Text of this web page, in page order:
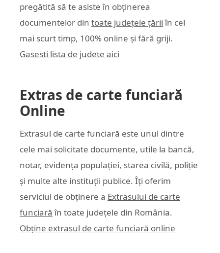
pregătită să te asiste în obținerea
documentelor din toate județele țării în cel
mai scurt timp, 100% online și fără griji.
Gasesti lista de judete aici
Extras de carte funciară
Online
Extrasul de carte funciară este unul dintre
cele mai solicitate documente, utile la bancă,
notar, evidența populației, starea civilă, poliție
și multe alte instituții publice. Îți oferim
serviciul de obținere a Extrasului de carte
funciară în toate județele din România.
Obține extrasul de carte funciară online